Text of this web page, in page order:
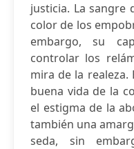
justicia. La sangre
color de los
embargo, su
controlar los
mira de la realeza.
buena vida de la
el estigma de la
también una
seda, sin